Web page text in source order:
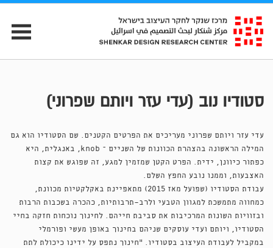
סטודיו נוב (עדי עזר ויותם שפרוני)
עדי עזר ויותם שפרוני מעריכים את הפרטים הקטנים. שם הסטודיו הוא גם
המילה הראשונה בהצהרת הכוונות של השניים – knob, באנגלית, היא
כפתור כיוונן, ידית. הפרט הקטן שמזמין למגע, זה שפוגש את קצות
האצבעות, וממנו נובע החפץ השלם.
עבודת הסטודיו (שפועל מאז 2015) מתאפיינת באקלקטיות מכוונת,
כמחווה מתמשכת למגוון הטבעי ולרב־תרבותיות, כהכרה בשכבות הרבות
ובזוויות השונות המרכיבות את סביבת חייהם. לחינוך נוכחות חזקה בחיי
הסטודיו, ויותם ועדי עוסקים שניהם בחינוך באופן מעשי ופורמלי
במקביל לעבודת העיצוב בסטודיו. "חינוך נתפס על ידינו כיכולת לתת